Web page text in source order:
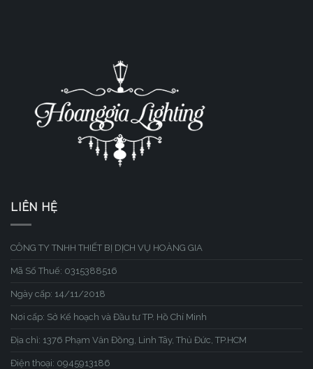
LIÊN HỆ
CÔNG TY TNHH THIẾT BỊ DỊCH VỤ HOÀNG GIA
Mã Số Thuế: 0315388516
Ngày cấp: 14/11/2018
Nơi cấp: Sở Kế hoạch và Đầu tư TP. Hồ Chí Minh
Địa chỉ: 1376 Phạm Văn Đồng, Linh Tây, Thủ Đức, TP.HCM
Điện thoại: 0945913186